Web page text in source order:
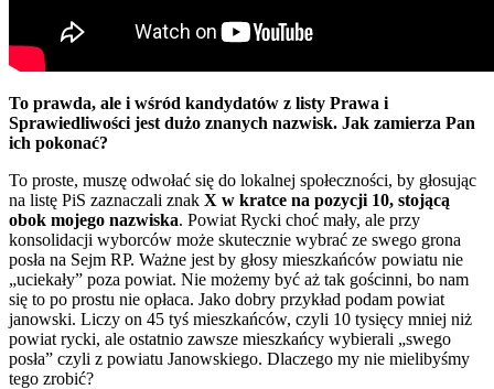
To prawda, ale i wśród kandydatów z listy Prawa i
Sprawiedliwości jest dużo znanych nazwisk. Jak zamierza Pan
ich pokonać?
To proste, muszę odwołać się do lokalnej społeczności, by głosując
na listę PiS zaznaczali znak X w kratce na pozycji 10, stojącą
obok mojego nazwiska. Powiat Rycki choć mały, ale przy
konsolidacji wyborców może skutecznie wybrać ze swego grona
posła na Sejm RP. Ważne jest by głosy mieszkańców powiatu nie
„uciekały” poza powiat. Nie możemy być aż tak gościnni, bo nam
się to po prostu nie opłaca. Jako dobry przykład podam powiat
janowski. Liczy on 45 tyś mieszkańców, czyli 10 tysięcy mniej niż
powiat rycki, ale ostatnio zawsze mieszkańcy wybierali „swego
posła” czyli z powiatu Janowskiego. Dlaczego my nie mielibyśmy
tego zrobić?